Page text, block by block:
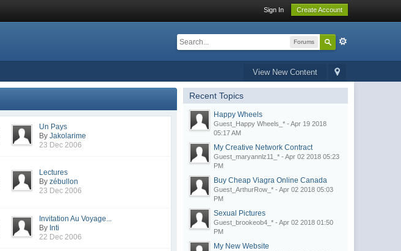
Sign In Create Account
Forums
View New Content
Un Pays
ByJakolarime
23 Dec 2006
Lectures
Byzébullon
23 Dec 2006
Invitation Au Voyage...
By Inti
22 Dec 2006
Recent Topics
Happy Wheels
Guest_Happy Wheels_* - Apr 19 2018
05:17 AM
My Creative Network Contract
Guest_maryannlz11_* - Apr 02 2018 05:23
PM
Buy Cheap Viagra Online Canada
Guest_ArthurRow_* - Apr 02 2018 05:03
PM
Sexual Pictures
Guest_brookeob4_* - Apr 02 2018 01:50
PM
My New Website